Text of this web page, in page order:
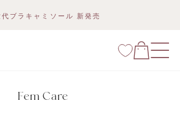
代ブラキャミソール 新発売
Fem Care